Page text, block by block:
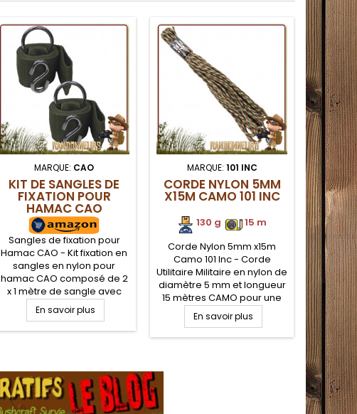
MARQUE: CAO
KIT DE SANGLES DE
FIXATION POUR
HAMAC CAO
Sangles de fixation pour
Hamac CAO - Kit fixation en
sangles en nylon pour
hamac CAO composé de 2
x 1 mètre de sangle avec
anneau acier de 5 cm de
large à fixer en boucle
autour des arbres sans
Résistance 200 kg.
En savoir plus
MARQUE: 101 INC
CORDE NYLON 5MM
X15M CAMO 101 INC
130 g
15 m
Corde Nylon 5mm x15m
Camo 101 Inc - Corde
Utilitaire Militaire en nylon de
diamètre 5 mm et longueur
15 mètres CAMO pour une
solidité à toute épreuve qui
vous sera utile pour tous
vos besoins terrain que se
En savoir plus
CORDE
7mm
pour
pour
terrain
votre
ou